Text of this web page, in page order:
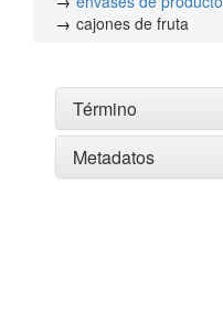
cajones de fruta
Término
Metadatos